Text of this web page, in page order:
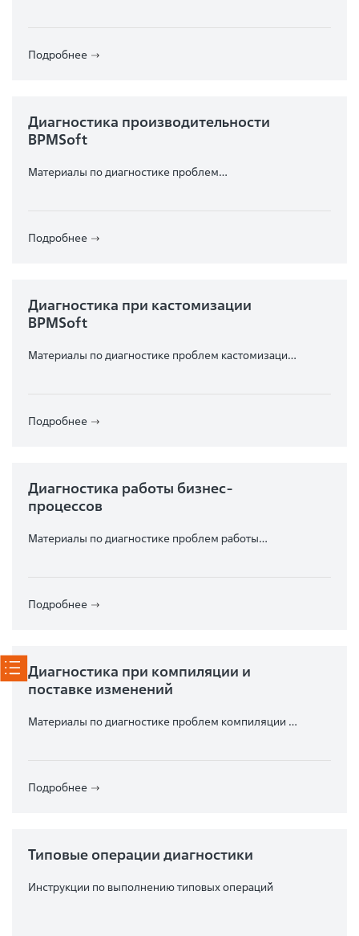
Подробнее
Диагностика производительности
BPMSoft
Материалы по диагностике проблем
Подробнее
Диагностика при кастомизации
BPMSoft
Материалы по диагностике проблем кастомизации
Подробнее
Диагностика работы бизнес-
процессов
Материалы по диагностике проблем работы
Подробнее
Диагностика при компиляции и
поставке изменений
Материалы по диагностике проблем компиляции и
Подробнее
Типовые операции диагностики
Инструкции по выполнению типовых операций